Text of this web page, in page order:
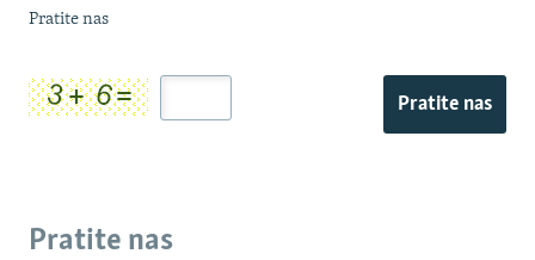
Pratite nas
Pratite nas
Pratite nas